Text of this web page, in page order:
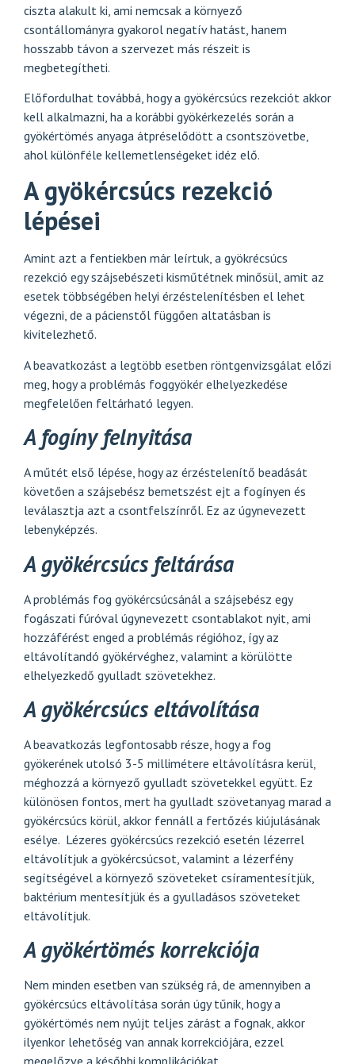
ciszta alakult ki, ami nemcsak a környező
csontállományra gyakorol negatív hatást, hanem
hosszabb távon a szervezet más részeit is
megbetegítheti.
Előfordulhat továbbá, hogy a gyökércsúcs rezekciót akkor
kell alkalmazni, ha a korábbi gyökérkezelés során a
gyökértömés anyaga átpréselődött a csontszövetbe,
ahol különféle kellemetlenségeket idéz elő.
A gyökércsúcs rezekció
lépései
Amint azt a fentiekben már leírtuk, a gyökrécsúcs
rezekció egy szájsebészeti kisműtétnek minősül, amit az
esetek többségében helyi érzéstelenítésben el lehet
végezni, de a pácienstől függően altatásban is
kivitelezhető.
A beavatkozást a legtöbb esetben röntgenvizsgálat előzi
meg, hogy a problémás foggyökér elhelyezkedése
megfelelően feltárható legyen.
A fogíny felnyitása
A műtét első lépése, hogy az érzéstelenítő beadását
követően a szájsebész bemetszést ejt a fogínyen és
leválasztja azt a csontfelszínről. Ez az úgynevezett
lebenyképzés.
A gyökércsúcs feltárása
A problémás fog gyökércsúcsánál a szájsebész egy
fogászati fúróval úgynevezett csontablakot nyit, ami
hozzáférést enged a problémás régióhoz, így az
eltávolítandó gyökérvéghez, valamint a körülötte
elhelyezkedő gyulladt szövetekhez.
A gyökércsúcs eltávolítása
A beavatkozás legfontosabb része, hogy a fog
gyökerének utolsó 3-5 millimétere eltávolításra kerül,
méghozzá a környező gyulladt szövetekkel együtt. Ez
különösen fontos, mert ha gyulladt szövetanyag marad a
gyökércsúcs körül, akkor fennáll a fertőzés kiújulásának
esélye. Lézeres gyökércsúcs rezekció esetén lézerrel
eltávolítjuk a gyökércsúcsot, valamint a lézerfény
segítségével a környező szöveteket csíramentesítjük,
baktérium mentesítjük és a gyulladásos szöveteket
eltávolítjuk.
A gyökértömés korrekciója
Nem minden esetben van szükség rá, de amennyiben a
gyökércsúcs eltávolítása során úgy tűnik, hogy a
gyökértömés nem nyújt teljes zárást a fognak, akkor
ilyenkor lehetőség van annak korrekciójára, ezzel